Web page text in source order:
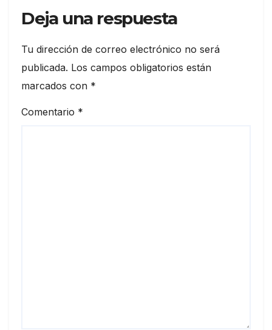
Deja una respuesta
Tu dirección de correo electrónico no será
publicada. Los campos obligatorios están
marcados con *
Comentario *